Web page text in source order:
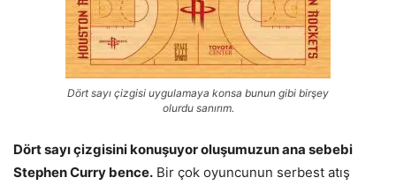
Dört sayı çizgisi uygulamaya konsa bunun gibi birşey
olurdu sanırım.
Dört sayı çizgisini konuşuyor oluşumuzun ana sebebi
Stephen Curry bence. Bir çok oyuncunun serbest atış